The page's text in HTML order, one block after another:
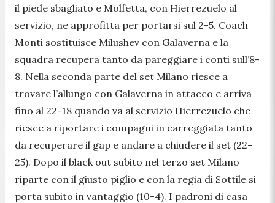
il piede sbagliato e Molfetta, con Hierrezuelo al
servizio, ne approfitta per portarsi sul 2-5. Coach
Monti sostituisce Milushev con Galaverna e la
squadra recupera tanto da pareggiare i conti sull’8-
8. Nella seconda parte del set Milano riesce a
trovare l’allungo con Galaverna in attacco e arriva
fino al 22-18 quando va al servizio Hierrezuelo che
riesce a riportare i compagni in carreggiata tanto
da recuperare il gap e andare a chiudere il set (22-
25). Dopo il black out subito nel terzo set Milano
riparte con il giusto piglio e con la regia di Sottile si
porta subito in vantaggio (10-4). I padroni di casa